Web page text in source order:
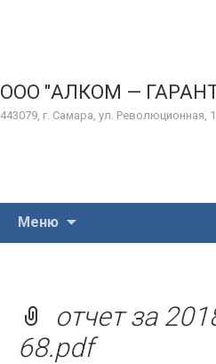
ООО "АЛКОМ —
443079, г. Самара, ул. Революционная,
Меню
отчет за
68.pdf